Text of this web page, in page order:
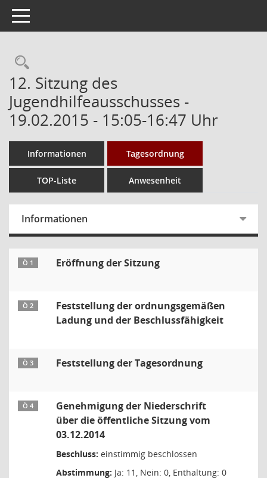
Toggle navigation
Rechercheauswahl
12. Sitzung des
Jugendhilfeausschusses -
19.02.2015 - 15:05-16:47 Uhr
Informationen Tagesordnung
TOP-Liste Anwesenheit
Informationen
Ö 1 Eröffnung der Sitzung
Ö 2
Feststellung der ordnungsgemäßen
Ladung und der Beschlussfähigkeit
Ö 3 Feststellung der Tagesordnung
Ö 4
Genehmigung der Niederschrift
über die öffentliche Sitzung vom
03.12.2014
Beschluss: einstimmig beschlossen
Abstimmung: Ja: 11, Nein: 0, Enthaltung: 0